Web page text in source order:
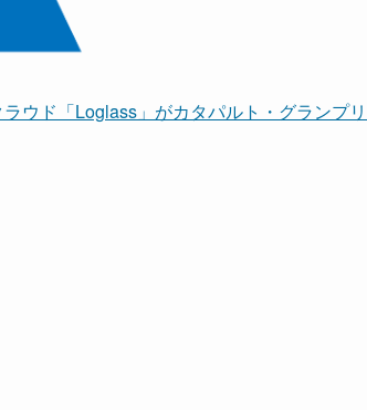
ウド「Loglass」がカタパルト・グランプリ